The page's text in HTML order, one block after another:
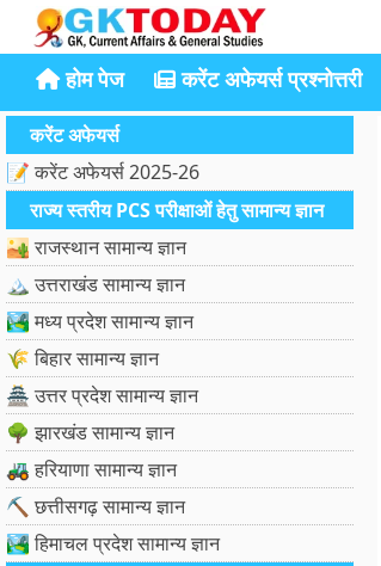
होम पेज करेंट अफेयर्स प्रश्नोत्तरी
करेंट अफेयर्स
📝 करेंट अफेयर्स 2025-26
राज्य स्तरीय PCS परीक्षाओं हेतु सामान्य ज्ञान
🏜️ राजस्थान सामान्य ज्ञान
🏔️ उत्तराखंड सामान्य ज्ञान
🏞️ मध्य प्रदेश सामान्य ज्ञान
🌾 बिहार सामान्य ज्ञान
🏯 उत्तर प्रदेश सामान्य ज्ञान
🌳 झारखंड सामान्य ज्ञान
🚜 हरियाणा सामान्य ज्ञान
⛏️ छत्तीसगढ़ सामान्य ज्ञान
🏞️ हिमाचल प्रदेश सामान्य ज्ञान